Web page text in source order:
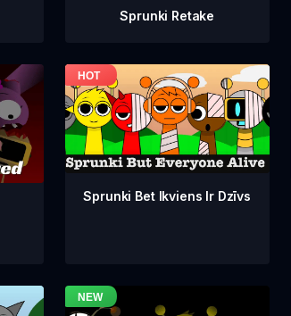
Sprunki Retake
Sprunki Bet Ikviens Ir Dzīvs